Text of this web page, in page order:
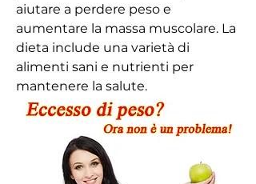
aiutare a perdere peso e
aumentare la massa muscolare. La
dieta include una varietà di
alimenti sani e nutrienti per
mantenere la salute.